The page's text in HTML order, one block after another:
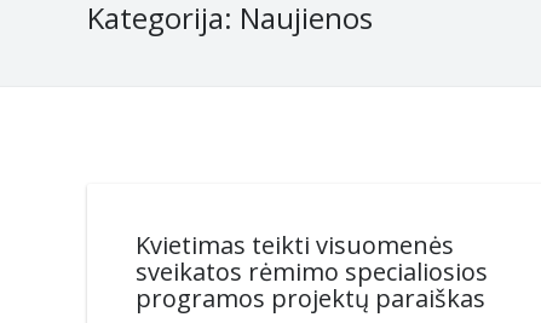
Kategorija: Naujienos
Kvietimas teikti visuomenės
sveikatos rėmimo specialiosios
programos projektų paraiškas